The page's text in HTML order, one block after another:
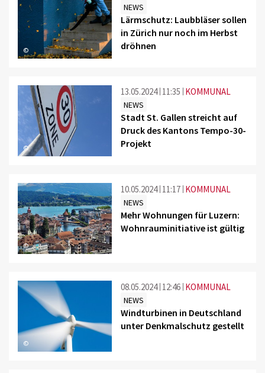
©
NEWS
Lärmschutz: Laubbläser sollen
in Zürich nur noch im Herbst
dröhnen
©
13.05.2024 11:35 KOMMUNAL
NEWS
Stadt St. Gallen streicht auf
Druck des Kantons Tempo-30-
Projekt
©
10.05.2024 11:17 KOMMUNAL
NEWS
Mehr Wohnungen für Luzern:
Wohnrauminitiative ist gültig
©
08.05.2024 12:46 KOMMUNAL
NEWS
Windturbinen in Deutschland
unter Denkmalschutz gestellt